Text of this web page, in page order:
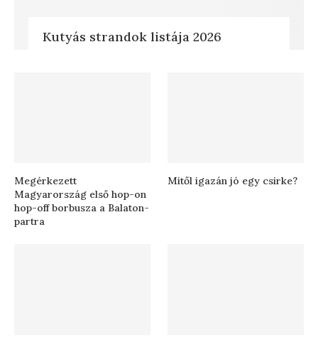
Kutyás strandok listája 2026
Megérkezett
Magyarország első hop-on
hop-off borbusza a Balaton-
partra
Mitől igazán jó egy csirke?